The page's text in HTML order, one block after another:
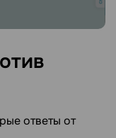
ответы от